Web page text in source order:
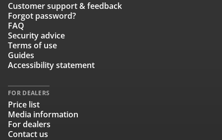
Customer support & feedback
Forgot password?
FAQ
Security advice
Terms of use
Guides
Accessibility statement
FOR DEALERS
Price list
Media information
For dealers
Contact us